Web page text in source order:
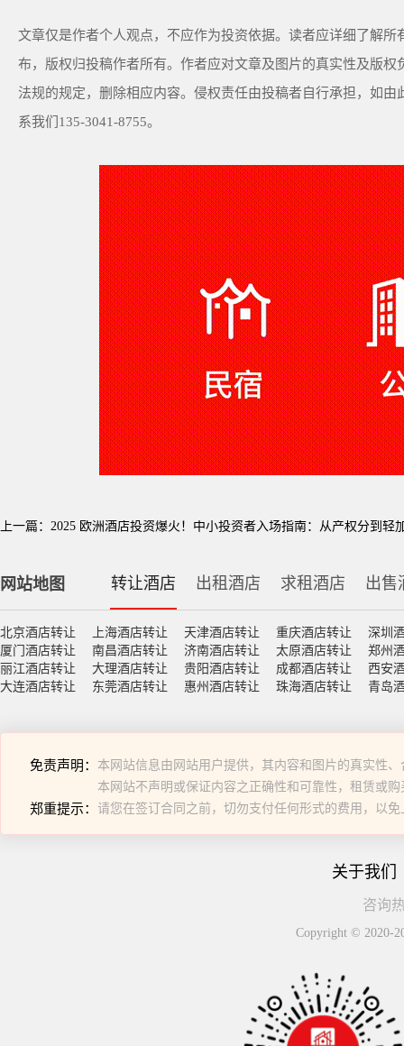
文章仅是作者个人观点，不应作为投资依据。读者应详细了解
布， 版权归投稿作者所有。作者应对文章及图片的真实性及版
法规的规定，删除相应内容。侵权责任由投稿者自行承担，如
系我们135-3041-8755。
上一篇： 2025 欧洲酒店投资爆火！中小投资者入场指南：从产权分到轻
网站地图 转让酒店 出租酒店 求租酒店 出售
北京酒店转让 上海酒店转让 天津酒店转让 重庆酒店转让
深圳
厦门酒店转让
南昌酒店转让 济南酒店转让 太原酒店转让
郑州
丽江酒店转让
大理酒店转让 贵阳酒店转让 成都酒店转让
西安
大连酒店转让
东莞酒店转让 惠州酒店转让 珠海酒店转让 青岛
免责声明： 本网站信息由网站用户提供，其内容和图片的真实性
本网站不声明或保证内容之正确性和可靠性，租赁或
郑重提示： 请您在签订合同之前，切勿支付任何形式的费用，以免
关于我们
咨询
Copyright © 2020-